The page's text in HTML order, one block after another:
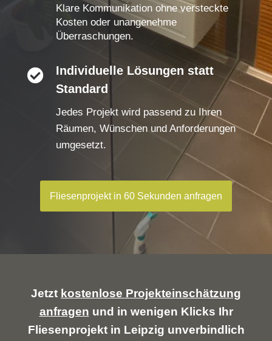
Klare Kommunikation ohne versteckte
Kosten oder unangenehme
Überraschungen.

Individuelle Lösungen statt
Standard
Jedes Projekt wird passend zu Ihren
Räumen, Wünschen und Anforderungen
umgesetzt.
Fliesenprojekt in 60 Sekunden anfragen
Jetzt kostenlose Projekteinschätzung
anfragen und in wenigen Klicks Ihr
Fliesenprojekt in Leipzig unverbindlich